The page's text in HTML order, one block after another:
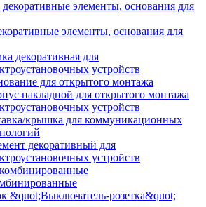
элементы, основания для
декоративная для
устройств
для открытого монтажа
накладной для открытого монтажа
устройств
крышка для коммуникационных
декоративный для
устройств
&quot;Выключатель-розетка&quot;